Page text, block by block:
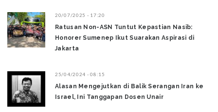
20/07/2025 - 17:20
Ratusan Non-ASN Tuntut Kepastian Nasib:
Honorer Sumenep Ikut Suarakan Aspirasi di
Jakarta
25/04/2024 - 08:15
Alasan Mengejutkan di Balik Serangan Iran ke
Israel, Ini Tanggapan Dosen Unair